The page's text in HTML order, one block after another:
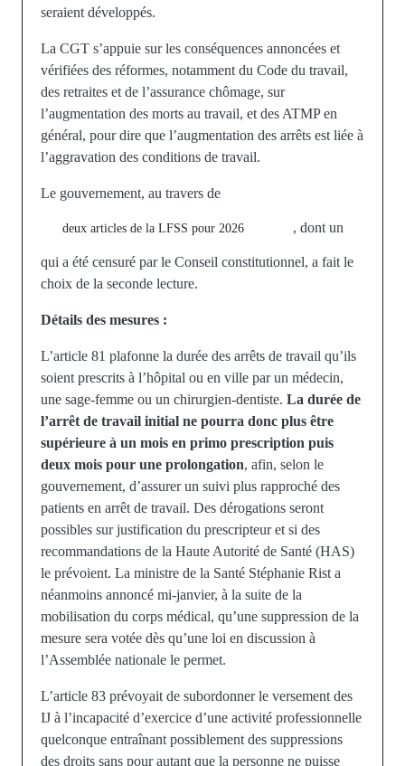
seraient développés.
La CGT s’appuie sur les conséquences annoncées et
vérifiées des réformes, notamment du Code du travail,
des retraites et de l’assurance chômage, sur
l’augmentation des morts au travail, et des ATMP en
général, pour dire que l’augmentation des arrêts est liée à
l’aggravation des conditions de travail.
Le gouvernement, au travers de
deux articles de la LFSS pour 2026 , dont un
qui a été censuré par le Conseil constitutionnel, a fait le
choix de la seconde lecture.
Détails des mesures :
L’article 81 plafonne la durée des arrêts de travail qu’ils
soient prescrits à l’hôpital ou en ville par un médecin,
une sage-femme ou un chirurgien-dentiste. La durée de
l’arrêt de travail initial ne pourra donc plus être
supérieure à un mois en primo prescription puis
deux mois pour une prolongation, afin, selon le
gouvernement, d’assurer un suivi plus rapproché des
patients en arrêt de travail. Des dérogations seront
possibles sur justification du prescripteur et si des
recommandations de la Haute Autorité de Santé (HAS)
le prévoient. La ministre de la Santé Stéphanie Rist a
néanmoins annoncé mi-janvier, à la suite de la
mobilisation du corps médical, qu’une suppression de la
mesure sera votée dès qu’une loi en discussion à
l’Assemblée nationale le permet.
L’article 83 prévoyait de subordonner le versement des
IJ à l’incapacité d’exercice d’une activité professionnelle
quelconque entraînant possiblement des suppressions
des droits sans pour autant que la personne ne puisse